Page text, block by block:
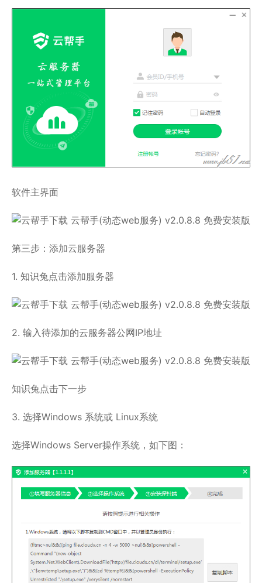
软件主界面
第三步：添加云服务器
1. 知识兔点击添加服务器
2. 输入待添加的云服务器公网IP地址
知识兔点击下一步
3. 选择Windows 系统或 Linux系统
选择Windows Server操作系统，如下图：